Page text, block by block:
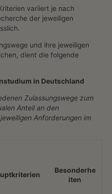
variiert je nach
der jeweiligen
und ihre jeweiligen
dient die folgende
in Deutschland
Zulassungswege zum
Anteil an den
Anforderungen im
Besonderhe
iten